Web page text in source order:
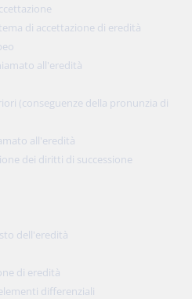
di accettazione di eredità
all'eredità
(conseguenze della pronunzia di
all'eredità
dei diritti di successione
dell'eredità
di eredità
differenziali